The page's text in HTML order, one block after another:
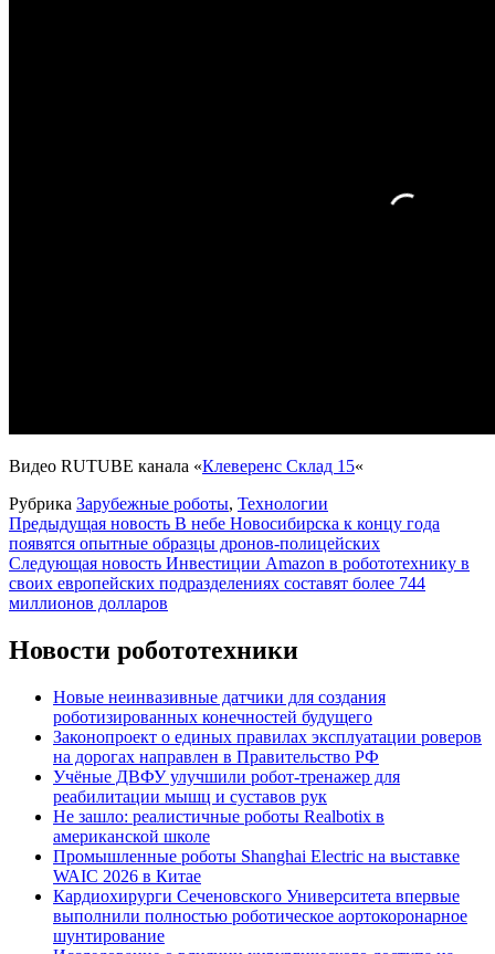
Видео RUTUBE канала «Клеверенс Склад 15«
Рубрика Зарубежные роботы, Технологии
Навигация
по
записям
Предыдущая новость В небе Новосибирска к концу года
появятся опытные образцы дронов-полицейских
Следующая новость Инвестиции Amazon в робототехнику в
своих европейских подразделениях составят более 744
миллионов долларов
Новости робототехники
Новые неинвазивные датчики для создания
роботизированных конечностей будущего
Законопроект о единых правилах эксплуатации роверов
на дорогах направлен в Правительство РФ
Учёные ДВФУ улучшили робот-тренажер для
реабилитации мышц и суставов рук
Не зашло: реалистичные роботы Realbotix в
американской школе
Промышленные роботы Shanghai Electric на выставке
WAIC 2026 в Китае
Кардиохирурги Сеченовского Университета впервые
выполнили полностью роботическое аортокоронарное
шунтирование